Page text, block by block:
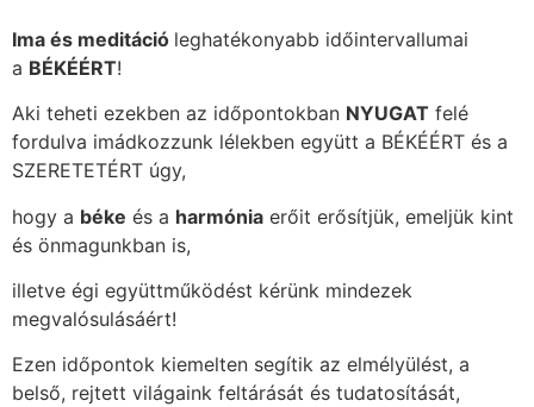
Ima és meditáció leghatékonyabb időintervallumai
a BÉKÉÉRT!
Aki teheti ezekben az időpontokban NYUGAT felé
fordulva imádkozzunk lélekben együtt a BÉKÉÉRT és a
SZERETETÉRT úgy,
hogy a béke és a harmónia erőit erősítjük, emeljük kint
és önmagunkban is,
illetve égi együttműködést kérünk mindezek
megvalósulásáért!
Ezen időpontok kiemelten segítik az elmélyülést, a
belső, rejtett világaink feltárását és tudatosítását,